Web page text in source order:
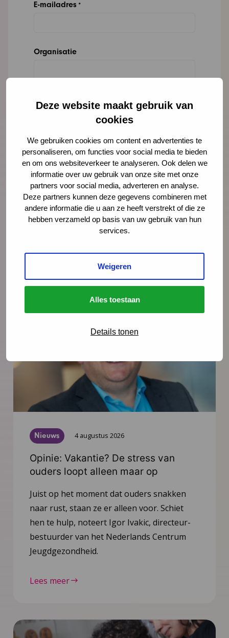
Deze website maakt gebruik van
cookies
We gebruiken cookies om content en advertenties te
personaliseren, om functies voor social media te bieden
en om ons websiteverkeer te analyseren. Ook delen we
informatie over uw gebruik van onze site met onze
partners voor social media, adverteren en analyse.
Deze partners kunnen deze gegevens combineren met
andere informatie die u aan ze heeft verstrekt of die ze
hebben verzameld op basis van uw gebruik van hun
services.
Weigeren
Alles toestaan
Details tonen
E-mailadres *
Organisatie
Meer inspiratie
Nieuws 4 augustus 2026
Opinie: Vakantie? De stress van
ouders loopt alleen maar op
Juist op het moment dat ouders snakken
naar rust, staan ze er alleen voor. Schiet
hen te hulp, noteert Igor Ivakic, directeur-
bestuurder van het Nederlands Centrum
Jeugdgezondheid.
Lees meer